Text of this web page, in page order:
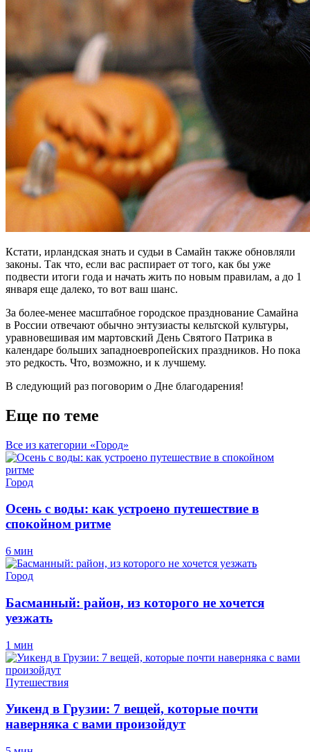
Кстати, ирландская знать и судьи в Самайн также обновляли
законы. Так что, если вас распирает от того, как бы уже
подвести итоги года и начать жить по новым правилам, а до 1
января еще далеко, то вот ваш шанс.
За более-менее масштабное городское празднование Самайна
в России отвечают обычно энтузиасты кельтской культуры,
уравновешивая им мартовский День Святого Патрика в
календаре больших западноевропейских праздников. Но пока
это редкость. Что, возможно, и к лучшему.
В следующий раз поговорим о Дне благодарения!
Еще по теме
Все из категории «Город»
Город
Осень с воды: как устроено путешествие в
спокойном ритме
6 мин
Город
Басманный: район, из которого не хочется
уезжать
1 мин
Путешествия
Уикенд в Грузии: 7 вещей, которые почти
наверняка с вами произойдут